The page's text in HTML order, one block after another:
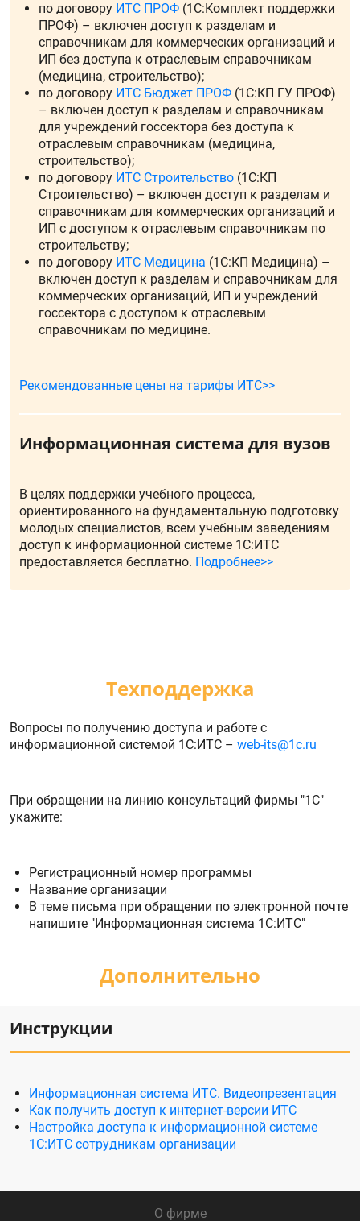
по договору ИТС ПРОФ (1С:Комплект поддержки
ПРОФ) – включен доступ к разделам и
справочникам для коммерческих организаций и
ИП без доступа к отраслевым справочникам
(медицина, строительство);
по договору ИТС Бюджет ПРОФ (1С:КП ГУ ПРОФ)
– включен доступ к разделам и справочникам
для учреждений госсектора без доступа к
отраслевым справочникам (медицина,
строительство);
по договору ИТС Строительство (1С:КП
Строительство) – включен доступ к разделам и
справочникам для коммерческих организаций и
ИП с доступом к отраслевым справочникам по
строительству;
по договору ИТС Медицина (1С:КП Медицина) –
включен доступ к разделам и справочникам для
коммерческих организаций, ИП и учреждений
госсектора с доступом к отраслевым
справочникам по медицине.
Рекомендованные цены на тарифы ИТС>>
Информационная система для вузов
В целях поддержки учебного процесса,
ориентированного на фундаментальную подготовку
молодых специалистов, всем учебным заведениям
доступ к информационной системе 1С:ИТС
предоставляется бесплатно. Подробнее>>
Техподдержка
Вопросы по получению доступа и работе с
информационной системой 1С:ИТС – web-its@1c.ru
При обращении на линию консультаций фирмы "1С"
укажите:
Регистрационный номер программы
Название организации
В теме письма при обращении по электронной почте
напишите "Информационная система 1С:ИТС"
Дополнительно
Инструкции
Информационная система ИТС. Видеопрезентация
Как получить доступ к интернет-версии ИТС
Настройка доступа к информационной системе
1С:ИТС сотрудникам организации
О фирме